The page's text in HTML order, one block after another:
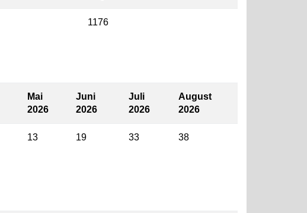
1176
Mai
2026
Juni
2026
Juli
2026
August
2026
13 19 33 38